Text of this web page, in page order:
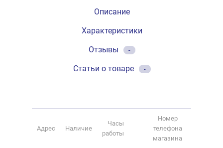
Описание
Характеристики
Отзывы
-
Статьи о товаре -
Адрес Наличие
Часы
работы
Номер
телефона
магазина